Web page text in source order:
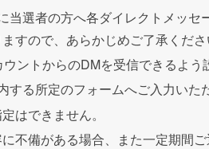
当選者の方へ各ダイレクトメッセ
すので、あらかじめご了承くださ
ウントからのDMを受信できるよう
する所定のフォームへご入力いた
はできません。
不備がある場合、また一定期間